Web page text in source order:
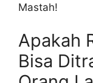
Mastah!
Apakah
Bisa